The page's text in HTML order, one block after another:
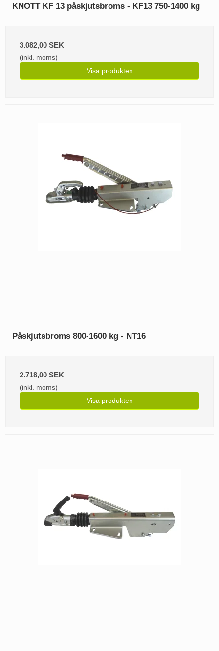
KNOTT KF 13 påskjutsbroms - KF13 750-1400 kg
3.082,00 SEK
(inkl. moms)
Visa produkten
Påskjutsbroms 800-1600 kg - NT16
2.718,00 SEK
(inkl. moms)
Visa produkten